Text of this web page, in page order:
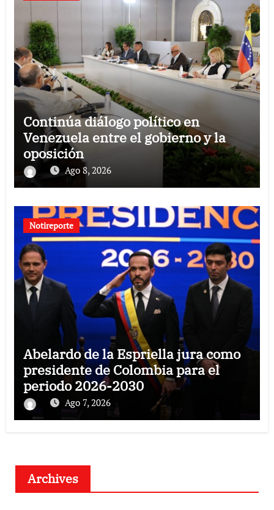
Continúa diálogo político en
Venezuela entre el gobierno y la
oposición
Ago 8, 2026
Notireporte
Abelardo de la Espriella jura como
presidente de Colombia para el
periodo 2026-2030
Ago 7, 2026
Archives